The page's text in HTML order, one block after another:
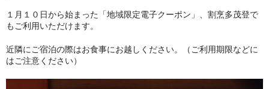
ご法要プラン
アクセス・お問合せ
１月１０日から始まった「地域限定電子クーポン」、割烹多茂登で
もご利用いただけます。
近隣にご宿泊の際はお食事にお越しください。（ご利用期限などに
はご注意ください）